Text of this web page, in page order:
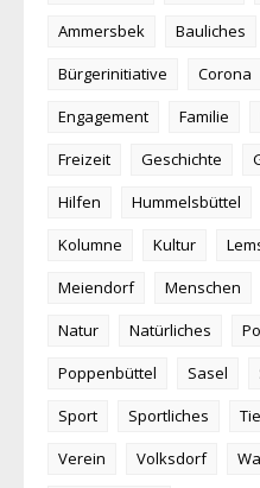
Ammersbek
Bauliches
Bürgerinitiative
Corona
Engagement
Familie
Freizeit
Geschichte
Hilfen
Hummelsbüttel
Kolumne
Kultur
Meiendorf
Menschen
Natur
Natürliches
Poppenbüttel
Sasel
Sport
Sportliches
Verein
Volksdorf